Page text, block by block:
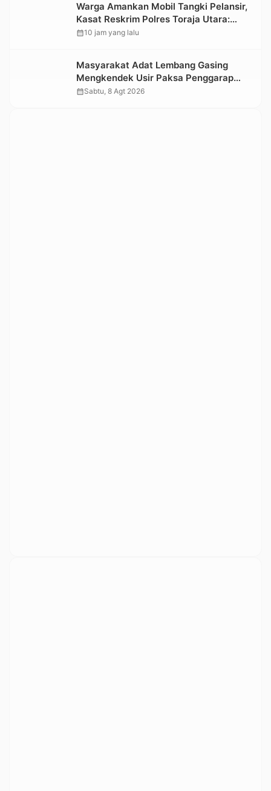
Warga Amankan Mobil Tangki Pelansir,
Kasat Reskrim Polres Toraja Utara:
Proses Hukum Berjalan Transparan
calendar_month10 jam yang lalu
Masyarakat Adat Lembang Gasing
Mengkendek Usir Paksa Penggarap
yang Rusak Kawasan Hutan
calendar_monthSabtu, 8 Agt 2026